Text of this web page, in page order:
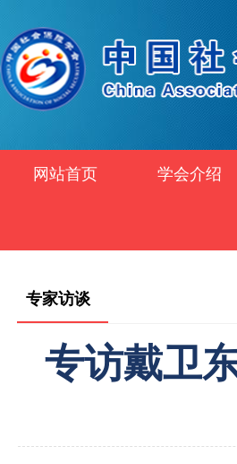
网站首页 学会介绍
专家访谈
专访戴卫